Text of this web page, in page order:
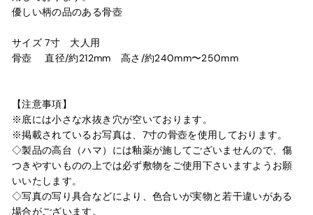
優しい柄の品のある骨壺
サイズ 7寸 大人用
骨壺 直径/約212mm 高さ/約240mm〜250mm
【注意事項】
※底には小さな水抜き穴が空いております。
※掲載されているお写真は、7寸の骨壺を使用しております。
◇製品の高台（ハマ）には釉薬が施してございませんので、傷
つきやすいものの上では必ず敷物をご使用下さいますようお願
いいたします。
◇写真の写り具合などにより、色合いが実物と若干違いがある
場合がございます。